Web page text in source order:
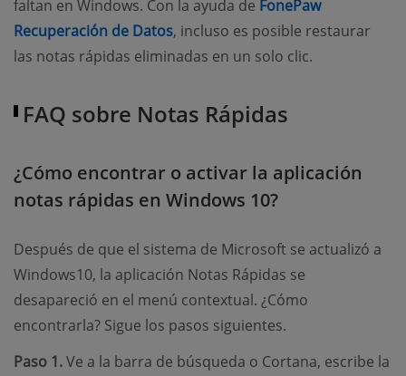
faltan en Windows. Con la ayuda de FonePaw
Recuperación de Datos, incluso es posible restaurar
las notas rápidas eliminadas en un solo clic.
FAQ sobre Notas Rápidas
¿Cómo encontrar o activar la aplicación
notas rápidas en Windows 10?
Después de que el sistema de Microsoft se actualizó a
Windows10, la aplicación Notas Rápidas se
desapareció en el menú contextual. ¿Cómo
encontrarla? Sigue los pasos siguientes.
Paso 1.Ve a la barra de búsqueda o Cortana, escribe la